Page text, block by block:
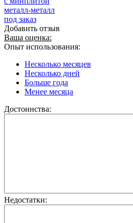
металл-металл
под заказ
Добавить отзыв
Ваша оценка:
Опыт использования:
Несколько месяцев
Несколько дней
Больше года
Менее месяца
Достоинства:
Недостатки: